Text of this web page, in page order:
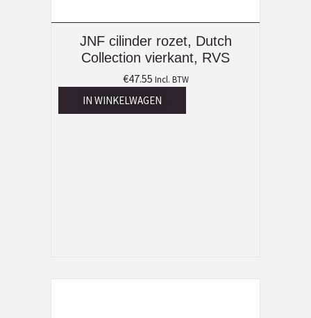
JNF cilinder rozet, Dutch
Collection vierkant, RVS
€47.55 Incl. BTW
IN WINKELWAGEN